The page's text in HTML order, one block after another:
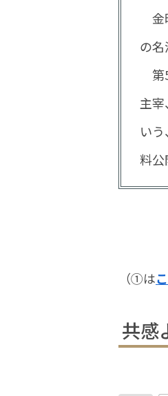
金
の名
第
主
い
料公
（①は
共感